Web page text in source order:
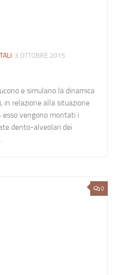
3 OTTOBRE 2015
e simulano la dinamica
in relazione alla situazione
vengono montati i
dento-alveolari dei
0